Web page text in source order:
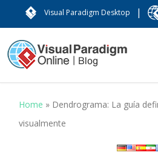
Visual Paradigm Desktop |
Home » Dendrograma: La guía
visualmente